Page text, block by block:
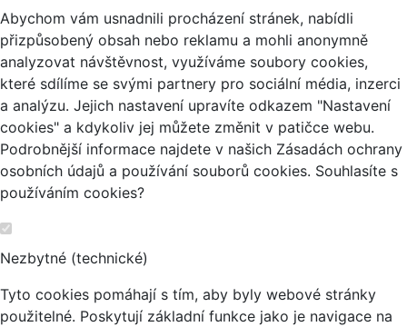
Abychom vám usnadnili procházení stránek, nabídli
přizpůsobený obsah nebo reklamu a mohli anonymně
analyzovat návštěvnost, využíváme soubory cookies,
které sdílíme se svými partnery pro sociální média, inzerci
a analýzu. Jejich nastavení upravíte odkazem "Nastavení
cookies" a kdykoliv jej můžete změnit v patičce webu.
Podrobnější informace najdete v našich Zásadách ochrany
osobních údajů a používání souborů cookies. Souhlasíte s
používáním cookies?
Nezbytné (technické)
Tyto cookies pomáhají s tím, aby byly webové stránky
použitelné. Poskytují základní funkce jako je navigace na